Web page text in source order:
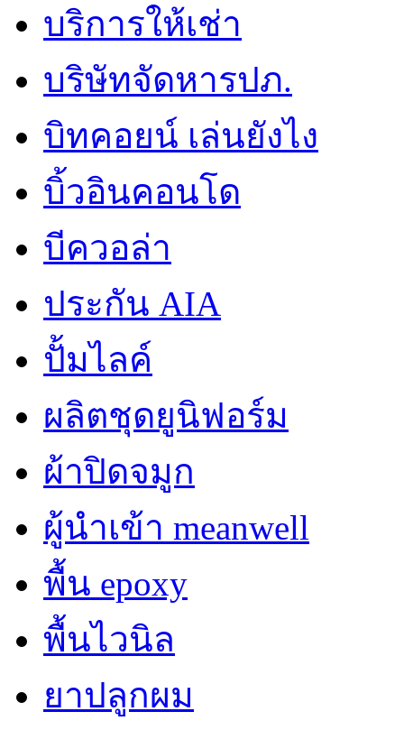
บริการให้เช่า
บริษัทจัดหารปภ.
บิทคอยน์ เล่นยังไง
บิ้วอินคอนโด
บีควอล่า
ประกัน AIA
ปั้มไลค์
ผลิตชุดยูนิฟอร์ม
ผ้าปิดจมูก
ผู้นำเข้า meanwell
พื้น epoxy
พื้นไวนิล
ยาปลูกผม